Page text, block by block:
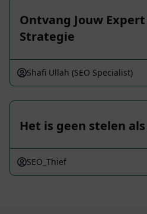
Ontvang Jouw
Strategie
Shafi Ullah (SEO Specialist)
Het is geen stelen
SEO_Thief